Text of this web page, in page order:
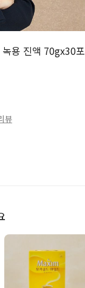
용 진액 70gx30포
뷰